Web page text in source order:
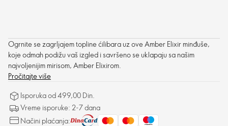
Ogrnite se zagrljajem topline ćilibara uz ove Amber Elixir minđuše,
koje odmah podižu vaš izgled i savršeno se uklapaju sa našim
najvoljenijim mirisom, Amber Elixirom.
Pročitajte više
Isporuka od 499,00 Din.
Vreme isporuke: 2-7 dana
Načini plaćanja: